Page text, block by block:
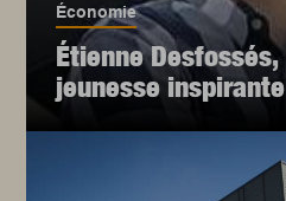
Économie
Étienne Desfossés,
jeunesse inspirante